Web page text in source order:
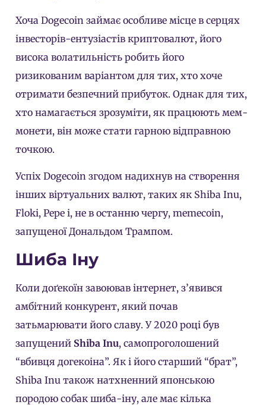
Хоча Dogecoin займає особливе місце в серцях
інвесторів-ентузіастів криптовалют, його
висока волатильність робить його
ризикованим варіантом для тих, хто хоче
отримати безпечний прибуток. Однак для тих,
хто намагається зрозуміти, як працюють мем-
монети, він може стати гарною відправною
точкою.
Успіх Dogecoin згодом надихнув на створення
інших віртуальних валют, таких як Shiba Inu,
Floki, Pepe і, не в останню чергу, memecoin,
запущеної Дональдом Трампом.
Шиба Іну
Коли доґекоїн завоював інтернет, з’явився
амбітний конкурент, який почав
затьмарювати його славу. У 2020 році був
запущений Shiba Inu, самопроголошений
“вбивця догекоіна”. Як і його старший “брат”,
Shiba Inu також натхненний японською
породою собак шиба-іну, але має кілька